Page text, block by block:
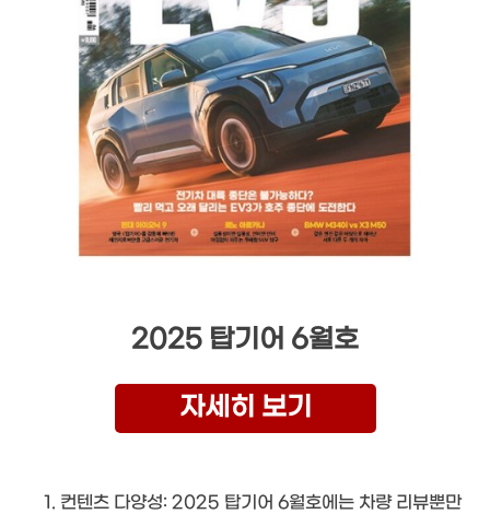
2025 탑기어 6월호
자세히 보기
컨텐츠 다양성: 2025 탑기어 6월호에는 차량 리뷰뿐만